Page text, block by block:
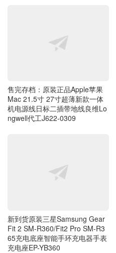
售完存档：原装正品Apple苹果
Mac 21.5寸 27寸超薄新款一体
机电源线日标二插带地线良维Lo
ngwell代工J622-0309
新到货原装三星Samsung Gear
Fit 2 SM-R360/Fit2 Pro SM-R3
65充电底座智能手环充电器手表
充电座EP-YB360